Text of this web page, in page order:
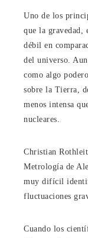
Uno de los
que la gravedad,
débil en
del universo.
como algo
sobre la Tierra,
menos intensa
nucleares.
Christian
Metrología de
muy difícil
fluctuaciones
Cuando los